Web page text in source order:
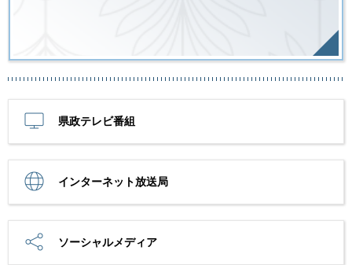
県政テレビ番組
インターネット放送局
ソーシャルメディア